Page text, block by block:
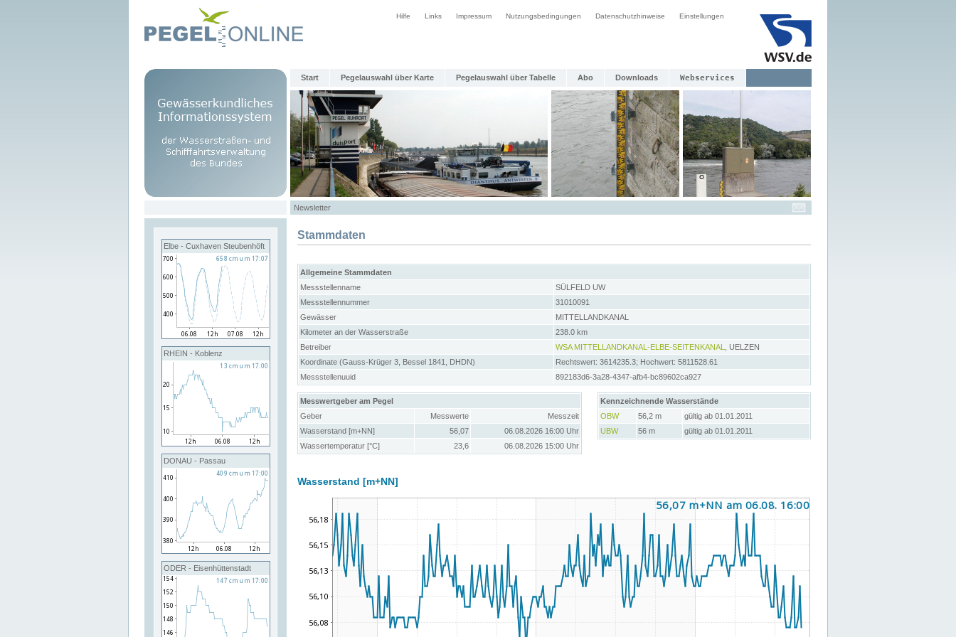
Hilfe Links Impressum Nutzungsbedingungen Datenschutzhinweise Einstellungen
Start Pegelauswahl über Karte Pegelauswahl über Tabelle Abo Downloads Webservices
Newsletter
Elbe - Cuxhaven Steubenhöft
RHEIN - Koblenz
DONAU - Passau
ODER - Eisenhüttenstadt
Stammdaten
Allgemeine Stammdaten
Messstellenname
SÜLFELD UW
Messstellennummer
31010091
Gewässer
MITTELLANDKANAL
Kilometer an der Wasserstraße
238.0 km
Betreiber
WSA MITTELLANDKANAL-ELBE-SEITENKANAL
, UELZEN
Koordinate (Gauss-Krüger 3, Bessel 1841, DHDN)
Rechtswert: 3614235.3; Hochwert: 5811528.61
Messstellenuuid
892183d6-3a28-4347-afb4-bc89602ca927
Messwertgeber am Pegel
Geber
Messwerte
Messzeit
Wasserstand [m+NN]
56,07
06.08.2026 16:00 Uhr
Wassertemperatur [°C]
23,6 06.08.2026 15:00 Uhr
Kennzeichnende Wasserstände
OBW
56,2 m
gültig ab 01.01.2011
UBW
56 m gültig ab 01.01.2011
Wasserstand [m+NN]